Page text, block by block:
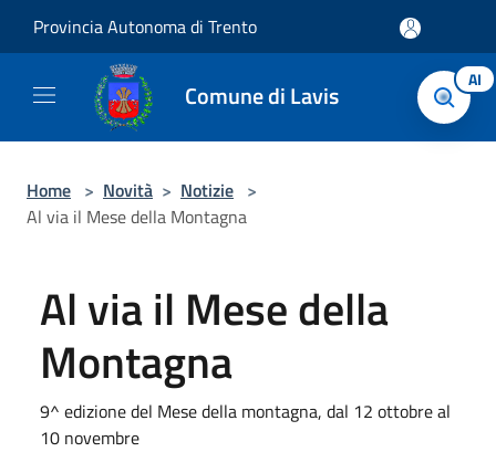
Provincia Autonoma di Trento
Comune di Lavis AI
Home > Novità > Notizie >
Al via il Mese della Montagna
Al via il Mese della
Montagna
9^ edizione del Mese della montagna, dal 12 ottobre al
10 novembre